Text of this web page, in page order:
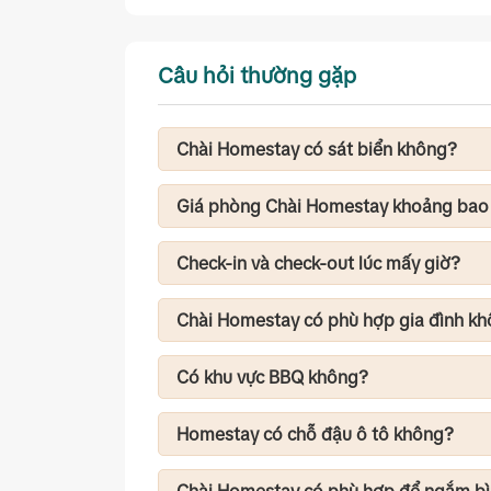
Câu hỏi thường gặp
Chài Homestay có sát biển không?
Có. Đây là một trong những homestay
bộ là tới bãi biển Dốc Lết.
Giá phòng Chài Homestay khoảng
Giá phòng thay đổi theo mùa du lịch,
dịp lễ, bạn nên liên hệ đặt trước để nhận
Check-in và check-out lúc mấy giờ?
Theo thông tin trên FNBMaps: Check-in:
Chài Homestay có phù hợp gia đình
Có. Không gian yên tĩnh, gần biển và
cặp đôi hoặc nhóm bạn nghỉ dưỡng cuối
Có khu vực BBQ không?
Bạn có thể tổ chức BBQ theo quy định
có nhu cầu.
Homestay có chỗ đậu ô tô không?
Có. Khu vực homestay thuận tiện cho cả